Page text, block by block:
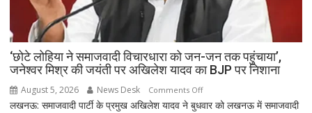
‘छोटे लोहिया ने समाजवादी विचारधारा को जन-जन तक पहुंचाया’,
जनेश्वर मिश्र की जयंती पर अखिलेश यादव का BJP पर निशाना
August 5, 2026 News Desk Comments Offon
‘छोटे
लखनऊ: समाजवादी पार्टी के प्रमुख अखिलेश यादव ने बुधवार को लखनऊ में समाजवादी